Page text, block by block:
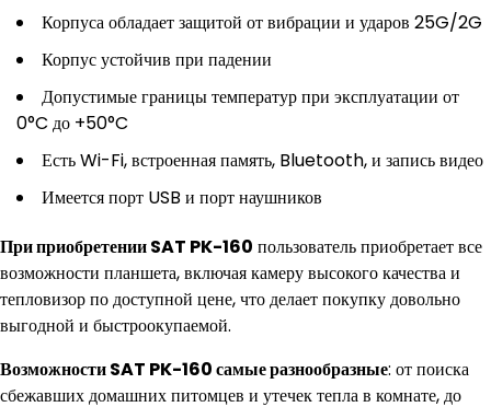
Корпуса обладает защитой от вибрации и ударов 25G/2G
Корпус устойчив при падении
Допустимые границы температур при эксплуатации от
0°C до +50°C
Есть Wi-Fi, встроенная память, Bluetooth, и запись видео
Имеется порт USB и порт наушников
При приобретении SAT PK-160 пользователь приобретает все
возможности планшета, включая камеру высокого качества и
тепловизор по доступной цене, что делает покупку довольно
выгодной и быстроокупаемой.
Возможности SAT PK-160 самые разнообразные: от поиска
сбежавших домашних питомцев и утечек тепла в комнате, до